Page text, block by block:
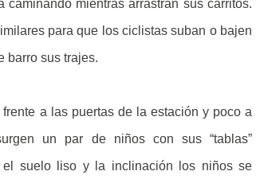
mientras arrastran sus carritos.
para que los ciclistas suban o bajen
barro sus trajes.
a las puertas de la estación y poco a
un par de niños con sus “tablas”
el suelo liso y la inclinación los niños se